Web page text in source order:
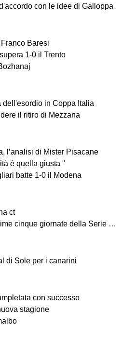
con le idee di Galloppa
Baresi
1-0 il Trento
in Coppa Italia
il ritiro di Mezzana
l’analisi di Mister Pisacane
è quella giusta "
batte 1-0 il Modena
ct
cinque giornate della Serie BKT
di Sole per i canarini
con successo
stagione